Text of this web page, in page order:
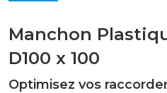
Manchon
D100 x 100
Optimisez vos